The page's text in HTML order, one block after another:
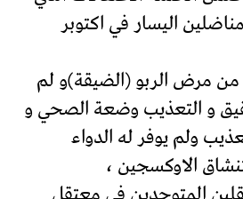
اليسار في اكتوبر
من مرض الربو (الضيقة)و لم
و التعذيب وضعة الصحي و
ولم يوفر له الدواء
الاوكسجين ،